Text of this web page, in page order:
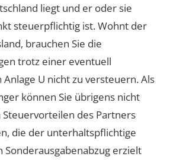
liegt und er oder sie
steuerpflichtig ist. Wohnt der
brauchen Sie die
trotz einer eventuell
U nicht zu versteuern. Als
können Sie übrigens nicht
Steuervorteilen des Partners
die der unterhaltspflichtige
Sonderausgabenabzug erzielt